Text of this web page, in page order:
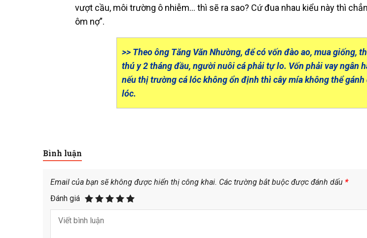
vượt cầu, môi trường ô nhiễm… thì sẽ ra sao? Cứ đua nhau kiểu này thì
ôm nợ”.
>> Theo ông Tăng Văn Nhường, để có vốn đào ao, mua giống,
thú y 2 tháng đầu, người nuôi cá phải tự lo. Vốn phải vay ngân
nếu thị trường cá lóc không ổn định thì cây mía không thể
lóc.
Bình luận
Email của bạn sẽ không được hiển thị công khai. Các trường bắt buộc được đánh dấu *
Đánh giá